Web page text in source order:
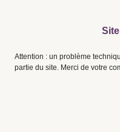
Attention : un problème
partie du site. Merci de votre